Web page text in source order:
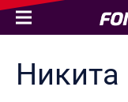
Никита